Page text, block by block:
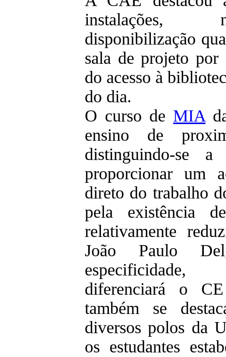
instalações,
disponibilização
sala de projeto por
do acesso à
do dia.
O curso de MIA
ensino de
distinguindo-se
proporcionar um
direto do trabalho
pela existência
relativamente
João Paulo
especificidade,
diferenciará o
também se
diversos polos da
os estudantes